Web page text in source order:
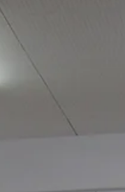
ない」です。 確か！
で、肌を露出が多い